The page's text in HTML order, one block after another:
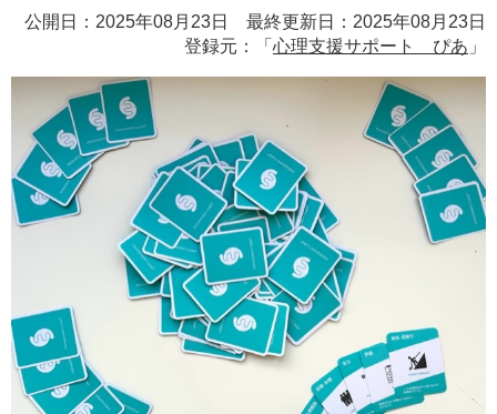
公開日：2025年08月23日 最終更新日：2025年08月23日
登録元：「 心理支援サポート ぴあ 」